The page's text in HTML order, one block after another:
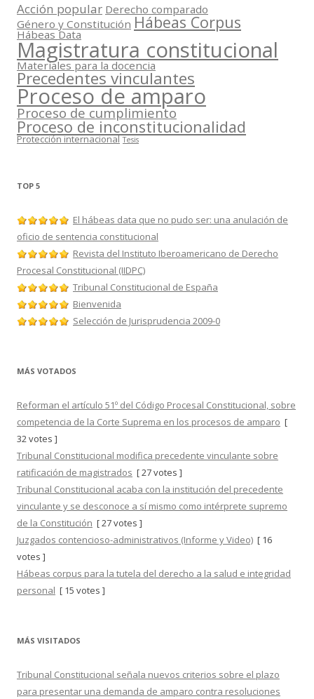
Acción popular Derecho comparado
Género y Constitución Hábeas Corpus
Hábeas Data
Magistratura constitucional
Materiales para la docencia
Precedentes vinculantes
Proceso de amparo
Proceso de cumplimiento
Proceso de inconstitucionalidad
Protección internacional Tesis
TOP 5
El hábeas data que no pudo ser: una anulación de
oficio de sentencia constitucional
Revista del Instituto Iberoamericano de Derecho
Procesal Constitucional (IIDPC)
Tribunal Constitucional de España
Bienvenida
Selección de Jurisprudencia 2009-0
MÁS VOTADOS
Reforman el artículo 51º del Código Procesal Constitucional, sobre
competencia de la Corte Suprema en los procesos de amparo [
32 votes ]
Tribunal Constitucional modifica precedente vinculante sobre
ratificación de magistrados [ 27 votes ]
Tribunal Constitucional acaba con la institución del precedente
vinculante y se desconoce a sí mismo como intérprete supremo
de la Constitución [ 27 votes ]
Juzgados contencioso-administrativos (Informe y Video) [ 16
votes ]
Hábeas corpus para la tutela del derecho a la salud e integridad
personal [ 15 votes ]
MÁS VISITADOS
Tribunal Constitucional señala nuevos criterios sobre el plazo
para presentar una demanda de amparo contra resoluciones